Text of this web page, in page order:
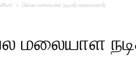
பிரபல மலையாள நடிகர் காலமானார்
மலையாள